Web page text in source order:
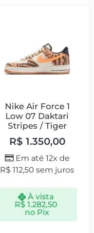
Nike Air Force 1
Low 07 Daktari
Stripes / Tiger
R$ 1.350,00
Em até 12x de
R$ 112,50 sem juros
À vista
R$ 1.282,50
no Pix